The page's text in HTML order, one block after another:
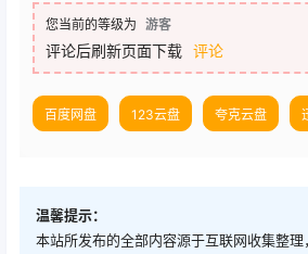
您当前的等级为 游客
评论后刷新页面下载 评论
百度网盘 123云盘 夸克云盘
温馨提示：
本站所发布的全部内容源于互联网收集整